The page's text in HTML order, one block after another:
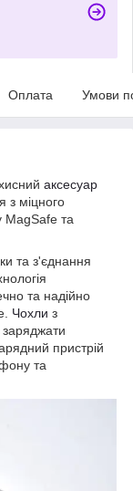
Оплата Умови
аксесуар
з міцного
MagSafe та
та з'єднання
та надійно
Чохли з
пристрій
та